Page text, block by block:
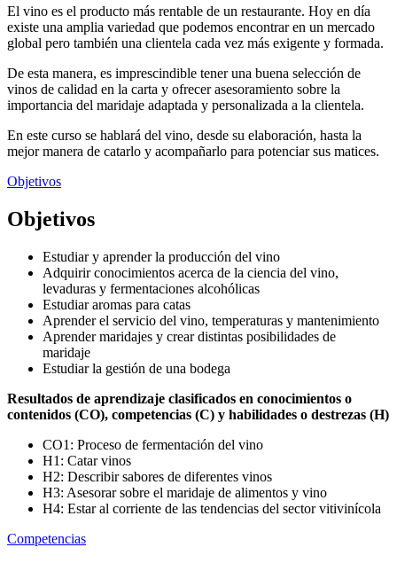
El vino es el producto más rentable de un restaurante. Hoy en día
existe una amplia variedad que podemos encontrar en un mercado
global pero también una clientela cada vez más exigente y formada.
De esta manera, es imprescindible tener una buena selección de
vinos de calidad en la carta y ofrecer asesoramiento sobre la
importancia del maridaje adaptada y personalizada a la clientela.
En este curso se hablará del vino, desde su elaboración, hasta la
mejor manera de catarlo y acompañarlo para potenciar sus matices.
Objetivos
Objetivos
Estudiar y aprender la producción del vino
Adquirir conocimientos acerca de la ciencia del vino,
levaduras y fermentaciones alcohólicas
Estudiar aromas para catas
Aprender el servicio del vino, temperaturas y mantenimiento
Aprender maridajes y crear distintas posibilidades de
maridaje
Estudiar la gestión de una bodega
Resultados de aprendizaje clasificados en conocimientos o
contenidos (CO), competencias (C) y habilidades o destrezas (H)
CO1: Proceso de fermentación del vino
H1: Catar vinos
H2: Describir sabores de diferentes vinos
H3: Asesorar sobre el maridaje de alimentos y vino
H4: Estar al corriente de las tendencias del sector vitivinícola
Competencias